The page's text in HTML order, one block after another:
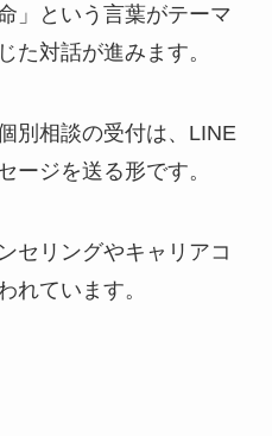
」という言葉がテーマ
た対話が進みます。
別相談の受付は、LINE
ージを送る形です。
セリングやキャリアコ
れています。